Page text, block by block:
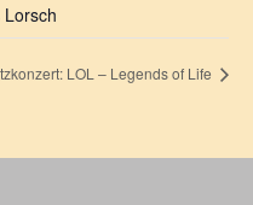
LOL – Legends of Life